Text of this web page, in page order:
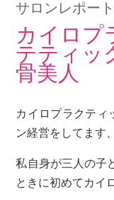
サロンレポー
カイロプ
テティッ
骨美人
カイロプラクティ
ン経営をしてます
私自身が三人の子
ときに初めてカイ